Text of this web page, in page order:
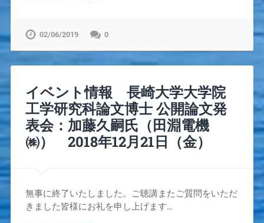
02/06/2019 0
イベント情報 長崎大学大学院
工学研究科論文博士 公開論文発
表会：加藤久嗣氏（田淵電機
㈱） 2018年12月21日（金）
無事に終了いたしました。ご聴講またご質問をいただ
きました皆様にお礼を申し上げます…